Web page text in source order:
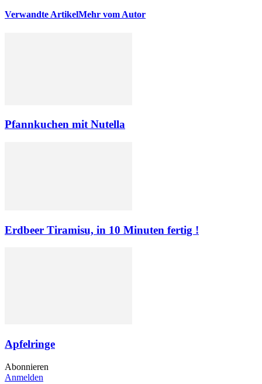
Verwandte ArtikelMehr vom Autor
Pfannkuchen mit Nutella
Erdbeer Tiramisu, in 10 Minuten fertig !
Apfelringe
Abonnieren
Anmelden